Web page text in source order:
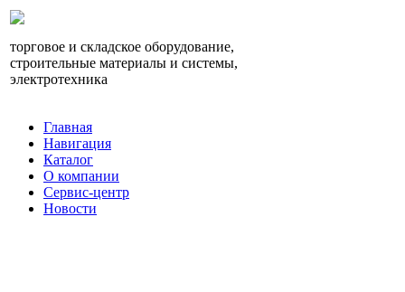
торговое и складское оборудование,
строительные материалы и системы,
электротехника
Главная
Навигация
Каталог
О компании
Сервис-центр
Новости